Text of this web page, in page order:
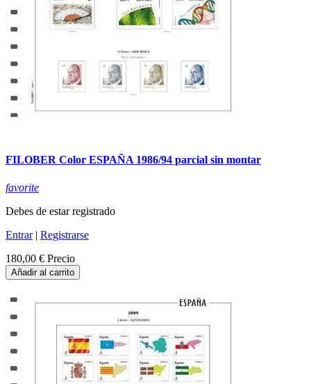
FILOBER Color ESPAÑA 1986/94 parcial sin montar
favorite
Debes de estar registrado
Entrar| Registrarse
180,00 € Precio
Añadir al carrito